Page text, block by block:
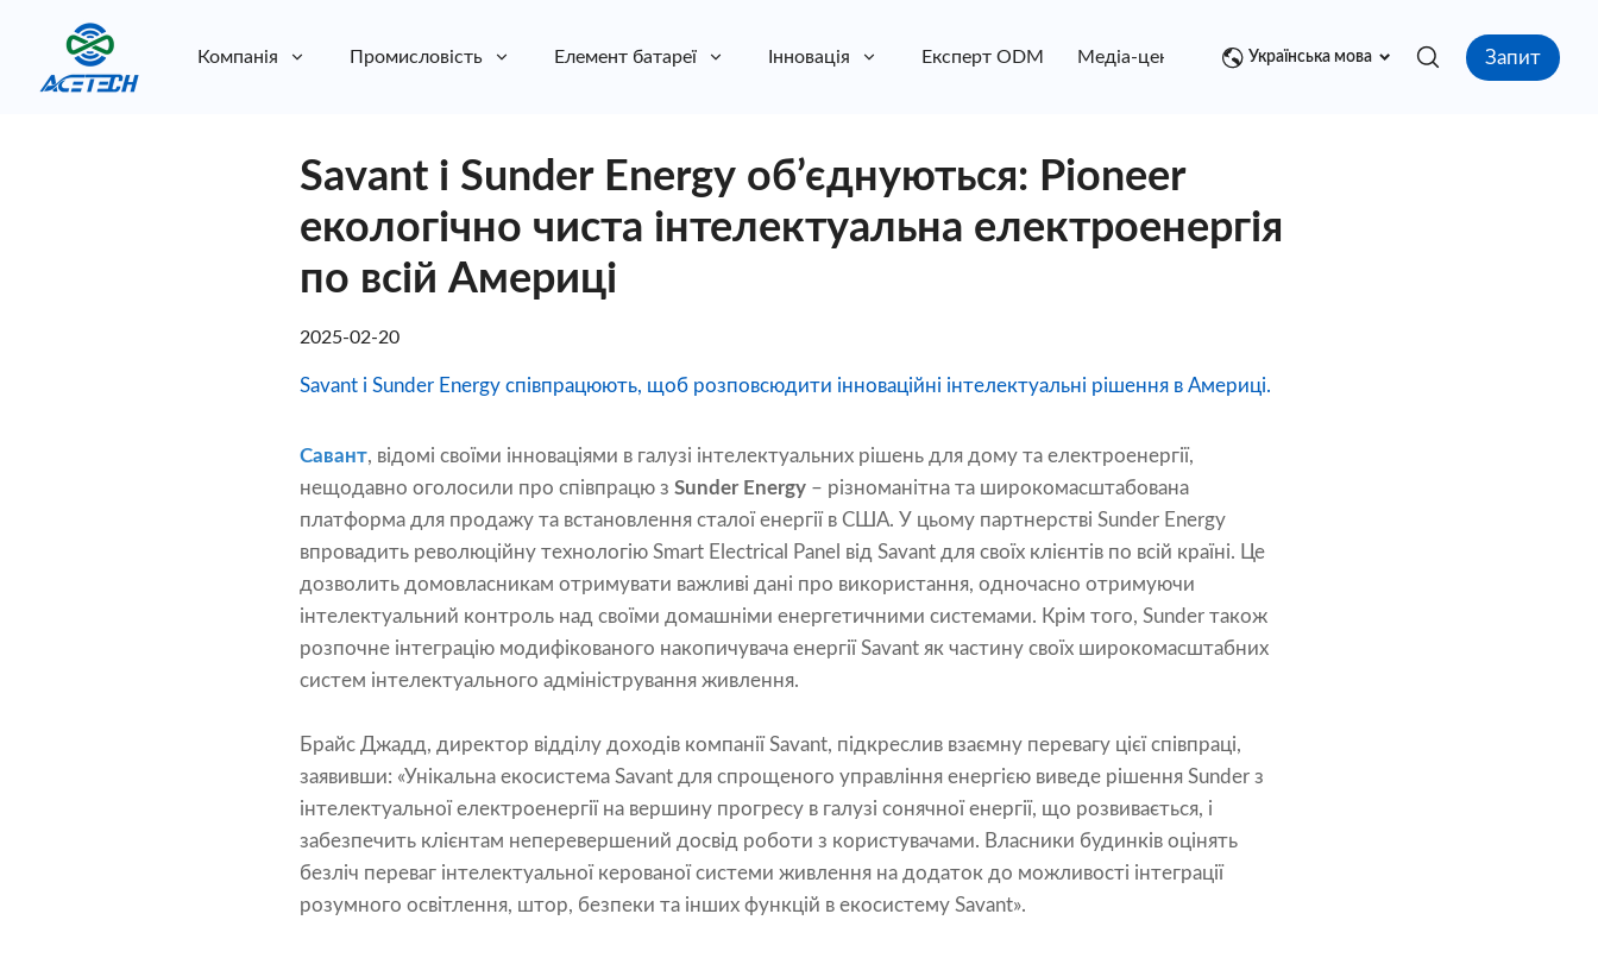
Компанія Промисловість Елемент батареї Інновація Експерт ODM Медіа-центр контакт
Українська мова Запит
Savant і Sunder Energy об’єднуються: Pioneer
екологічно чиста інтелектуальна електроенергія
по всій Америці
2025-02-20
Savant і Sunder Energy співпрацюють, щоб розповсюдити інноваційні інтелектуальні рішення в Америці.
Савант, відомі своїми інноваціями в галузі інтелектуальних рішень для дому та електроенергії,
нещодавно оголосили про співпрацю з Sunder Energy – різноманітна та широкомасштабована
платформа для продажу та встановлення сталої енергії в США. У цьому партнерстві Sunder Energy
впровадить революційну технологію Smart Electrical Panel від Savant для своїх клієнтів по всій країні. Це
дозволить домовласникам отримувати важливі дані про використання, одночасно отримуючи
інтелектуальний контроль над своїми домашніми енергетичними системами. Крім того, Sunder також
розпочне інтеграцію модифікованого накопичувача енергії Savant як частину своїх широкомасштабних
систем інтелектуального адміністрування живлення.
Брайс Джадд, директор відділу доходів компанії Savant, підкреслив взаємну перевагу цієї співпраці,
заявивши: «Унікальна екосистема Savant для спрощеного управління енергією виведе рішення Sunder з
інтелектуальної електроенергії на вершину прогресу в галузі сонячної енергії, що розвивається, і
забезпечить клієнтам неперевершений досвід роботи з користувачами. Власники будинків оцінять
безліч переваг інтелектуальної керованої системи живлення на додаток до можливості інтеграції
розумного освітлення, штор, безпеки та інших функцій в екосистему Savant».